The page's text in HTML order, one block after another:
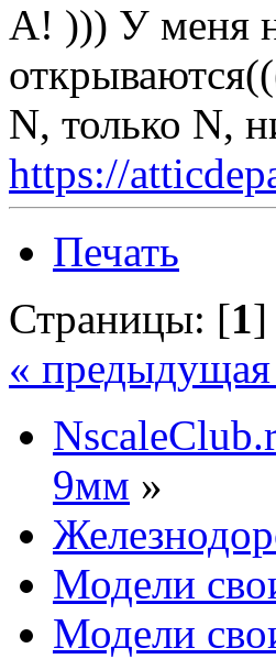
А! ))) У меня
N, только N,
https://
Печать
Страницы: [1]
« предыдущая
9мм »
Модели
Модели